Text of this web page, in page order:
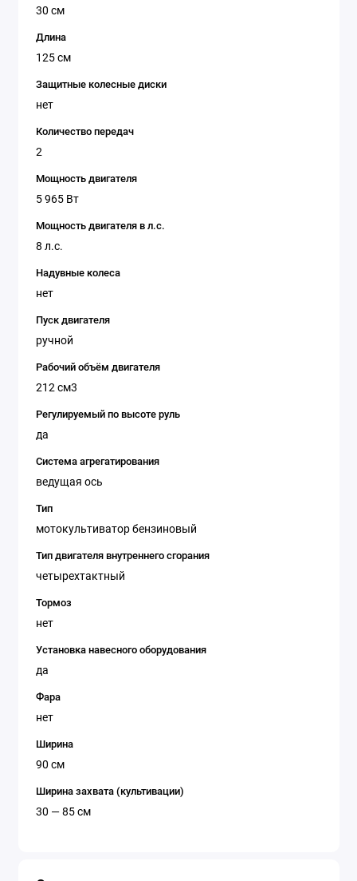
30 см
Длина
125 см
Защитные колесные диски
нет
Количество передач
2
Мощность двигателя
5 965 Вт
Мощность двигателя в л.с.
8 л.с.
Надувные колеса
нет
Пуск двигателя
ручной
Рабочий объём двигателя
212 см3
Регулируемый по высоте руль
да
Система агрегатирования
ведущая ось
Тип
мотокультиватор бензиновый
Тип двигателя внутреннего сгорания
четырехтактный
Тормоз
нет
Установка навесного оборудования
да
Фара
нет
Ширина
90 см
Ширина захвата (культивации)
30 — 85 см